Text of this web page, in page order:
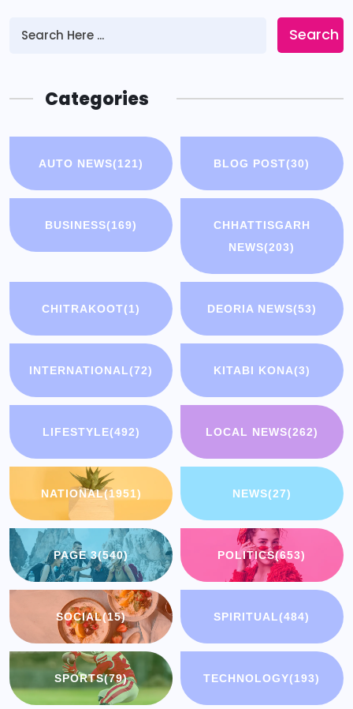
Search
Categories
AUTO NEWS(121) BLOG POST(30)
BUSINESS(169)
CHHATTISGARH
NEWS(203)
CHITRAKOOT(1) DEORIA NEWS(53)
INTERNATIONAL(72) KITABI KONA(3)
LIFESTYLE(492) LOCAL NEWS(262)
NATIONAL(1951) NEWS(27)
PAGE 3(540) POLITICS(653)
SOCIAL(15) SPIRITUAL(484)
SPORTS(79) TECHNOLOGY(193)